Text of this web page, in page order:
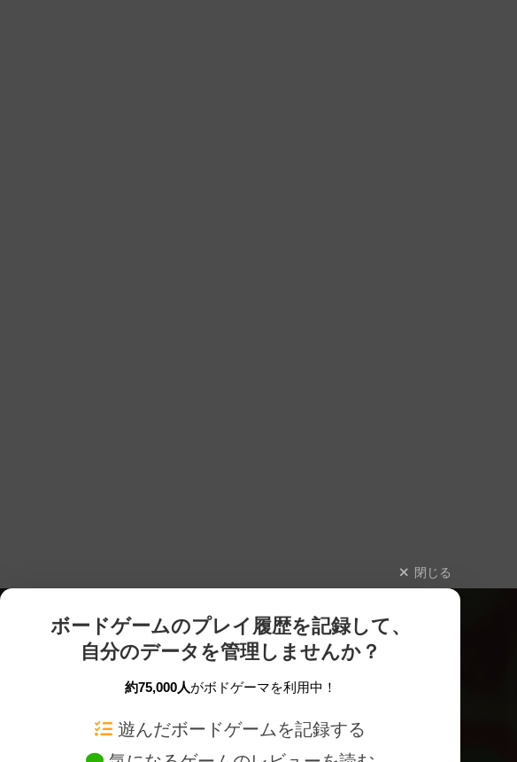
閉じる
ボードゲームのプレイ履歴を記録して、
自分のデータを管理しませんか？
約75,000人がボドゲーマを利用中！
遊んだボードゲームを記録する